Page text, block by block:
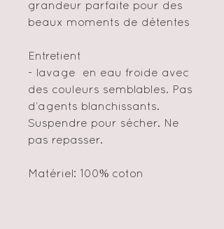
grandeur parfaite pour des
beaux moments de détentes
Entretient
- lavage en eau froide avec
des couleurs semblables. Pas
d’agents blanchissants.
Suspendre pour sécher. Ne
pas repasser.
Matériel: 100% coton